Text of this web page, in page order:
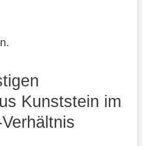
Kunststein im